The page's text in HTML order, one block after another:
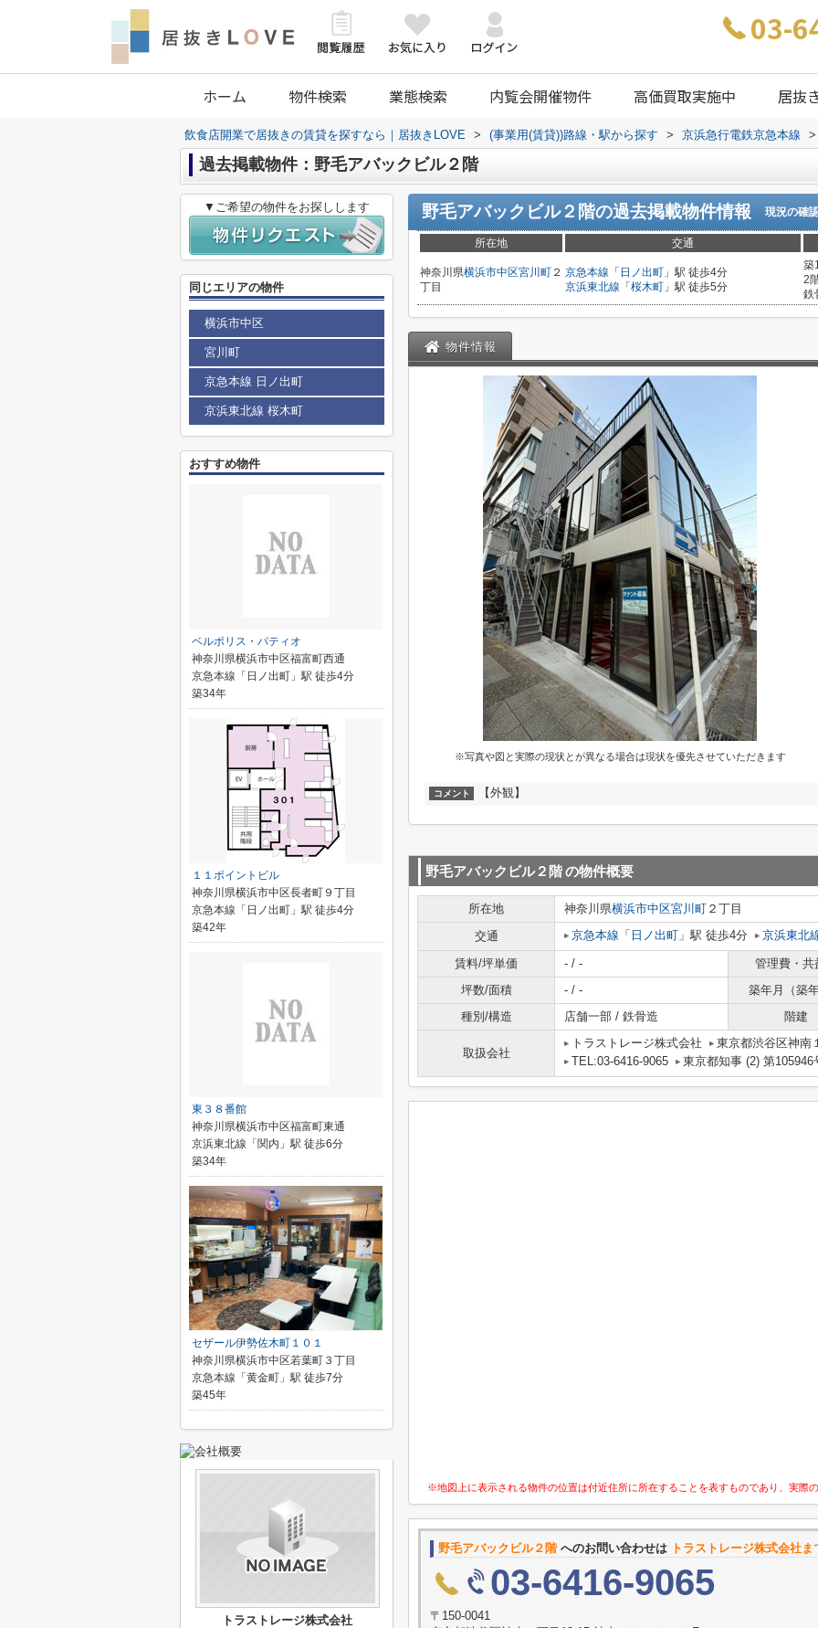
03-
ホーム 物件検索 業態検索 内覧会開催物件 高価買取実施中 居抜
飲食店開業で居抜きの賃貸を探すなら｜居抜きLOVE > (事業用(賃貸))路線・駅から探す > 京浜急行電鉄京急本線 >
過去掲載物件：野毛アバックビル２階
野毛アバックビル２階の過去掲載物件情報 現況の確
所在地 交通
神奈川県横浜市中区宮川町 ２
丁目
京急本線 「 日ノ出町 」駅 徒歩4分
京浜東北線 「 桜木町 」駅 徒歩5分
築
2
鉄
物件情報
※写真や図と実際の現状とが異なる場合は現状を優先させていただきます
コメント 【外観】
野毛アバックビル２階の物件概要
所在地 神奈川県横浜市中区宮川町 ２丁目
交通
京急本線 「 日ノ出町 」駅 徒歩4分 京浜東北
賃料/坪単価 - / -
管理費・共
坪数/面積
- / -
築年月（築
種別/構造
店舗一部 / 鉄骨造 階建
取扱会社
トラストレージ株式会社
東京都渋谷区神南
TEL:03-6416-9065
東京都知事 (2) 第105946
※地図上に表示される物件の位置は付近住所に所在することを表すものであり、実際
野毛アバックビル２階へのお問い合わせは トラストレージ株式会社ま
03-6416-9065
〒150-0041
▼ご希望の物件をお探しします
同じエリアの物件
横浜市中区
宮川町
京急本線 日ノ出町
京浜東北線 桜木町
おすすめ物件
ベルポリス・パティオ
神奈川県横浜市中区福富町西通
京急本線「日ノ出町」駅 徒歩4分
築34年
１１ポイントビル
神奈川県横浜市中区長者町９丁目
京急本線「日ノ出町」駅 徒歩4分
築42年
東３８番館
神奈川県横浜市中区福富町東通
京浜東北線「関内」駅 徒歩6分
築34年
セザール伊勢佐木町１０１
神奈川県横浜市中区若葉町３丁目
京急本線「黄金町」駅 徒歩7分
築45年
トラストレージ株式会社